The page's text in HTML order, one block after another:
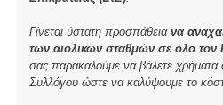
Γίνεται ύστατη προσπάθεια να
των αιολικών σταθμών σε όλο τον
σας παρακαλούμε να βάλετε χρήματα
Συλλόγου ώστε να καλύψουμε το